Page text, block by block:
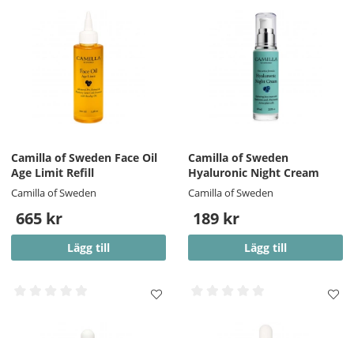
Camilla of Sweden Face Oil
Age Limit Refill
Camilla of Sweden
665 kr
Lägg till
Camilla of Sweden
Hyaluronic Night Cream
Camilla of Sweden
189 kr
Lägg till